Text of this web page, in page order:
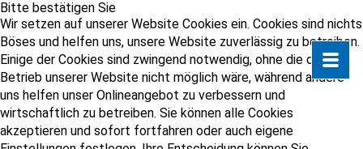
Bitte bestätigen Sie
Wir setzen auf unserer Website Cookies ein. Cookies sind nichts
Böses und helfen uns, unsere Website zuverlässig zu betreiben.
Einige der Cookies sind zwingend notwendig, ohne die der
Betrieb unserer Website nicht möglich wäre, während andere
uns helfen unser Onlineangebot zu verbessern und
wirtschaftlich zu betreiben. Sie können alle Cookies
akzeptieren und sofort fortfahren oder auch eigene